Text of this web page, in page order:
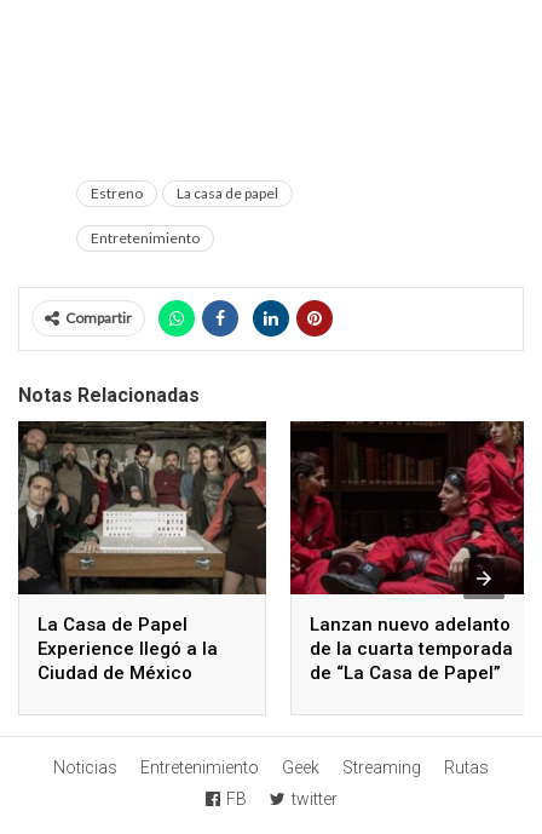
Estreno La casa de papel
Entretenimiento
Compartir
Notas Relacionadas
La Casa de Papel
Experience llegó a la
Ciudad de México
Lanzan nuevo adelanto
de la cuarta temporada
de “La Casa de Papel”
Noticias Entretenimiento Geek Streaming
Rutas
FB
twitter